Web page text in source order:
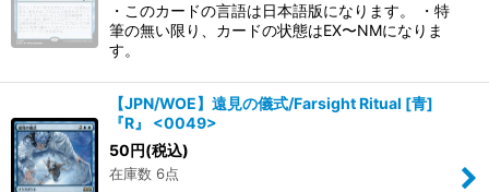
・このカードの言語は日本語版になります。 ・特
筆の無い限り、カードの状態はEX〜NMになりま
す。
【JPN/WOE】遠見の儀式/Farsight Ritual [青]
『R』 <0049>
50円(税込)
在庫数 6点